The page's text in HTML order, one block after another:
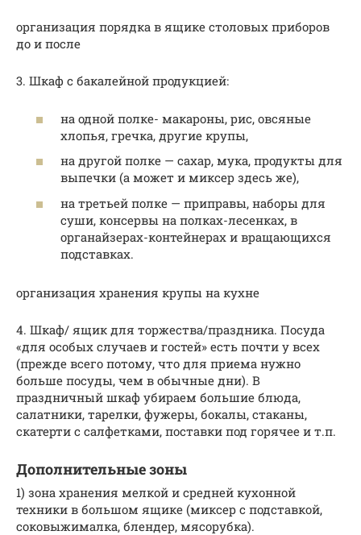
организация порядка в ящике столовых приборов
до и после
3. Шкаф с бакалейной продукцией:
на одной полке- макароны, рис, овсяные
хлопья, гречка, другие крупы,
на другой​ полке — сахар, мука, продукты для
выпечки (а может и миксер здесь же),
на третьей полке — приправы, наборы для
суши, консервы на​ полках-лесенках, в
органайзерах-контейнерах и​ вращающихся
подставках.
организация хранения крупы на кухне
4. Шкаф/ ящик для торжества/праздника. Посуда
«для особых случаев и гостей» есть почти у всех
(прежде всего потому, что для приема нужно
больше посуды, чем в обычные дни). В
праздничный шкаф убираем большие блюда,
салатники, тарелки, фужеры, бокалы, стаканы,
скатерти с салфетками, поставки под горячее и т.п.
Дополнительные зоны
1) зона хранения мелкой и средней кухонной
техники в большом ящике (миксер с подставкой,
соковыжималка, блендер, мясорубка).